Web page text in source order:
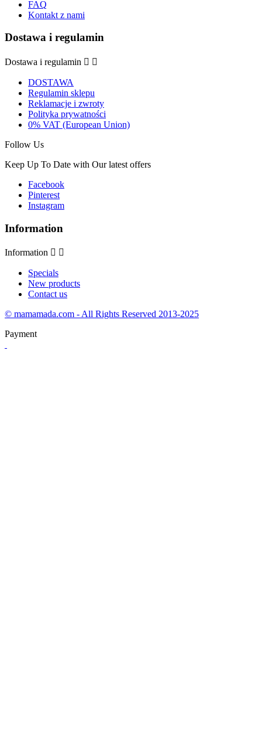
FAQ
Kontakt z nami
Dostawa i regulamin
Dostawa i regulamin  
DOSTAWA
Regulamin sklepu
Reklamacje i zwroty
Polityka prywatności
0% VAT (European Union)
Follow Us
Keep Up To Date with Our latest offers
Facebook
Pinterest
Instagram
Information
Information  
Specials
New products
Contact us
© mamamada.com - All Rights Reserved 2013-2025
Payment